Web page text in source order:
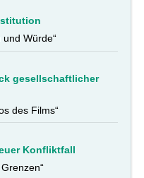
und Würde“
gesellschaftlicher
des Films“
Konfliktfall